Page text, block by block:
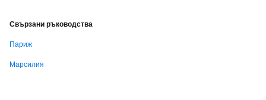
Свързани ръководства
Париж
Марсилия